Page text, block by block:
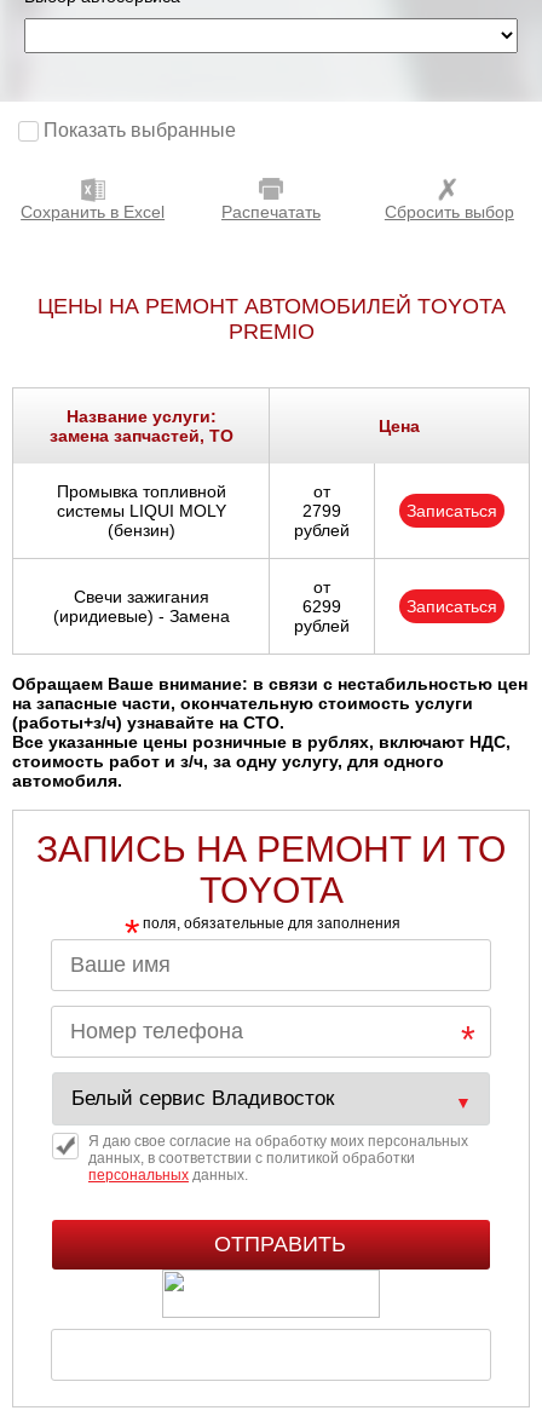
Показать выбранные
Сохранить в Excel Распечатать Сбросить выбор
ЦЕНЫ НА РЕМОНТ АВТОМОБИЛЕЙ TOYOTA
PREMIO
Название услуги:
замена запчастей, ТО
Цена
Промывка топливной
системы LIQUI MOLY
(бензин)
от
2799
рублей
Записаться
Свечи зажигания
(иридиевые) - Замена
от
6299
рублей
Записаться
Обращаем Ваше внимание: в связи с нестабильностью цен
на запасные части, окончательную стоимость услуги
(работы+з/ч) узнавайте на СТО.
Все указанные цены розничные в рублях, включают НДС,
стоимость работ и з/ч, за одну услугу, для одного
автомобиля.
ЗАПИСЬ НА РЕМОНТ И ТО
TOYOTA
* поля, обязательные для заполнения
Я даю свое согласие на обработку моих персональных
данных, в соответствии с политикой обработки
персональныхданных.